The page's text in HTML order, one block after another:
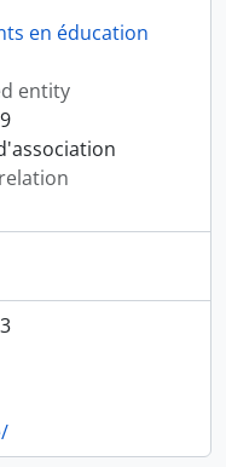
en éducation
entity